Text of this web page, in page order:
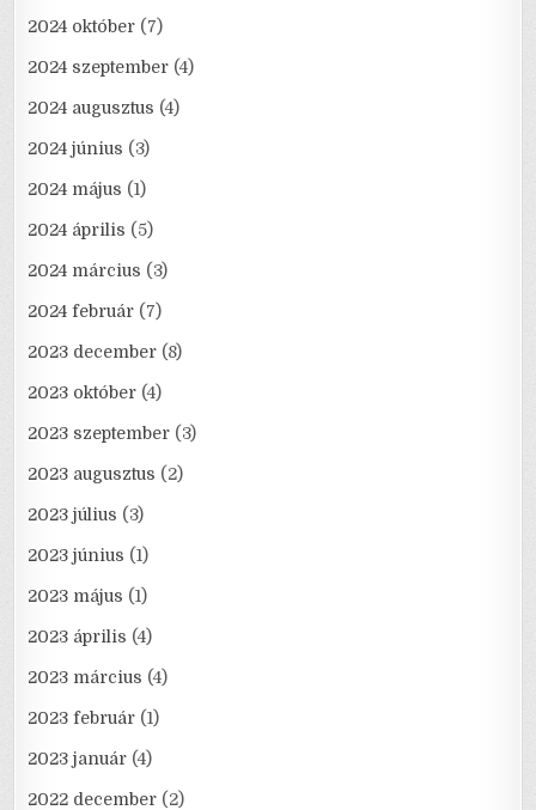
2024 október (7)
2024 szeptember (4)
2024 augusztus (4)
2024 június (3)
2024 május (1)
2024 április (5)
2024 március (3)
2024 február (7)
2023 december (8)
2023 október (4)
2023 szeptember (3)
2023 augusztus (2)
2023 július (3)
2023 június (1)
2023 május (1)
2023 április (4)
2023 március (4)
2023 február (1)
2023 január (4)
2022 december (2)